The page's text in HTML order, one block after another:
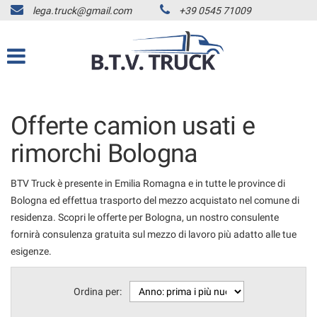
HOME
CAMION USATI
AUTOCARRI FINO A 7.5T
TRATTORI STRADALI
RIMORCHI E SEMIRIMORCHI
ACQUISTIAMO USATO
lega.truck@gmail.com +39 0545 71009
Offerte camion usati e
rimorchi Bologna
BTV Truck è presente in Emilia Romagna e in tutte le province di
Bologna ed effettua trasporto del mezzo acquistato nel comune di
residenza. Scopri le offerte per Bologna, un nostro consulente
fornirà consulenza gratuita sul mezzo di lavoro più adatto alle tue
esigenze.
Ordina per:
preferenze
di
seguente
pannello
ti
consente
di
esprimere
tue
preferenze
di
consenso